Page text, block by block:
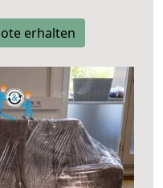
erhalten